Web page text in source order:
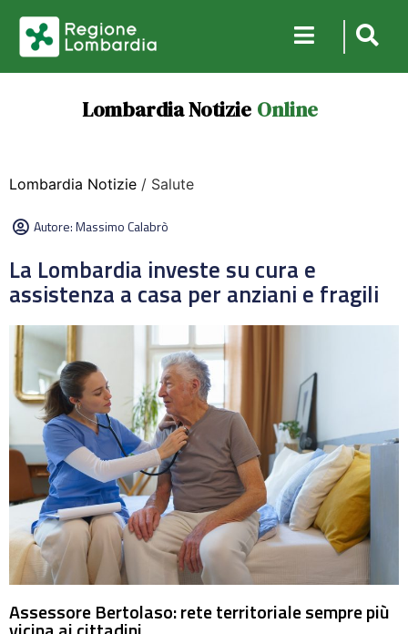
Lombardia Notizie Online
Lombardia Notizie / Salute
Autore:Massimo Calabrò
La Lombardia investe su cura e
assistenza a casa per anziani e fragili
Assessore Bertolaso: rete territoriale sempre più